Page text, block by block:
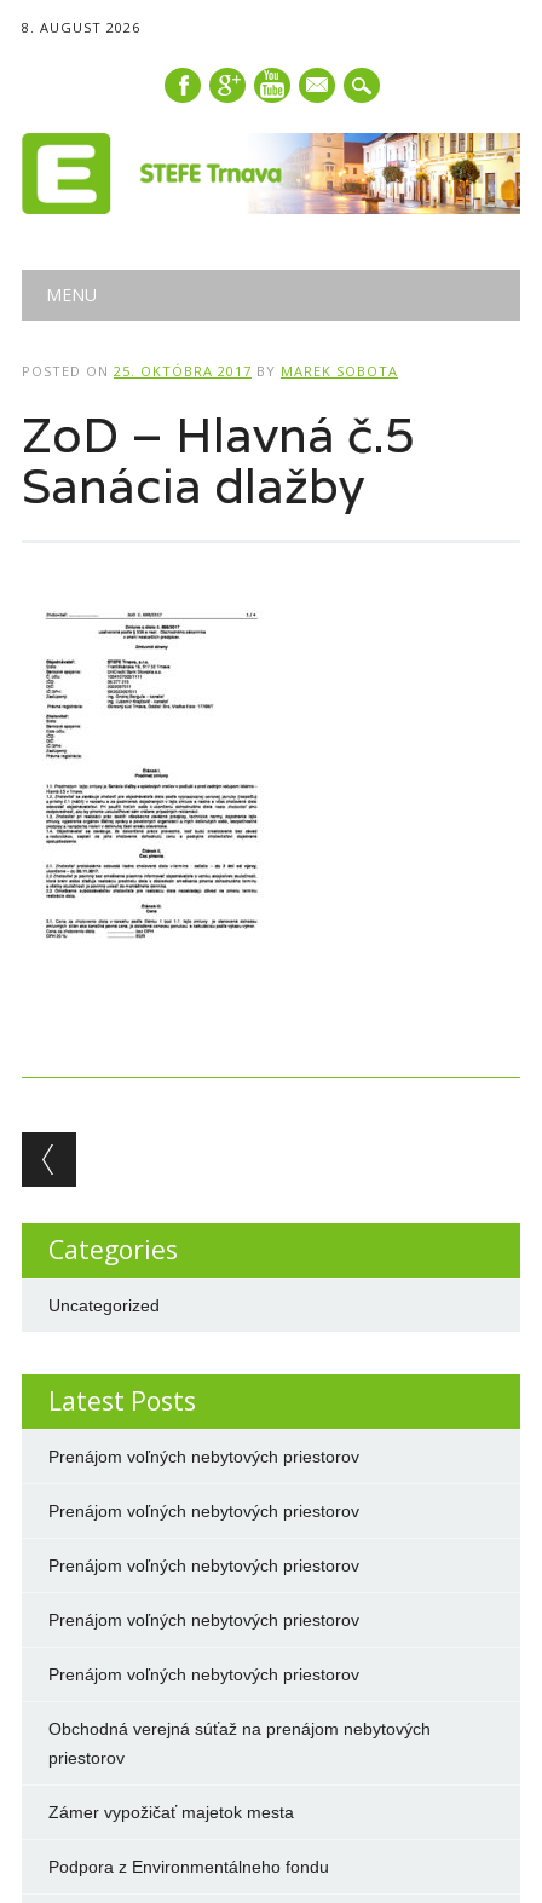
8. AUGUST 2026
mail
Main menu
MENU
POSTED ON 25. OKTÓBRA 2017 BY MAREK SOBOTA
ZoD – Hlavná č.5
Sanácia dlažby
Post navigation
Categories
Uncategorized
Latest Posts
Prenájom voľných nebytových priestorov
Prenájom voľných nebytových priestorov
Prenájom voľných nebytových priestorov
Prenájom voľných nebytových priestorov
Prenájom voľných nebytových priestorov
Obchodná verejná súťaž na prenájom nebytových
priestorov
Zámer vypožičať majetok mesta
Podpora z Environmentálneho fondu